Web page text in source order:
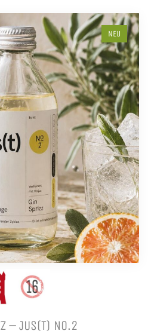
NEU
– JUS(T) NO.2